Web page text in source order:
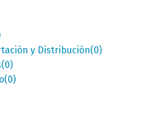
y Distribución(0)
(0)
(0)